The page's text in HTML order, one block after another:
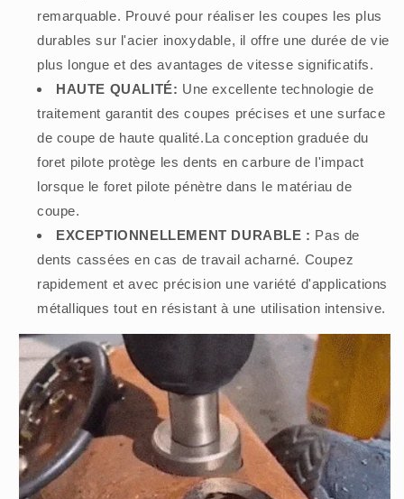
remarquable. Prouvé pour réaliser les coupes les plus
durables sur l'acier inoxydable, il offre une durée de vie
plus longue et des avantages de vitesse significatifs.
HAUTE QUALITÉ: Une excellente technologie de
traitement garantit des coupes précises et une surface
de coupe de haute qualité.La conception graduée du
foret pilote protège les dents en carbure de l'impact
lorsque le foret pilote pénètre dans le matériau de
coupe.
EXCEPTIONNELLEMENT DURABLE : Pas de
dents cassées en cas de travail acharné. Coupez
rapidement et avec précision une variété d'applications
métalliques tout en résistant à une utilisation intensive.